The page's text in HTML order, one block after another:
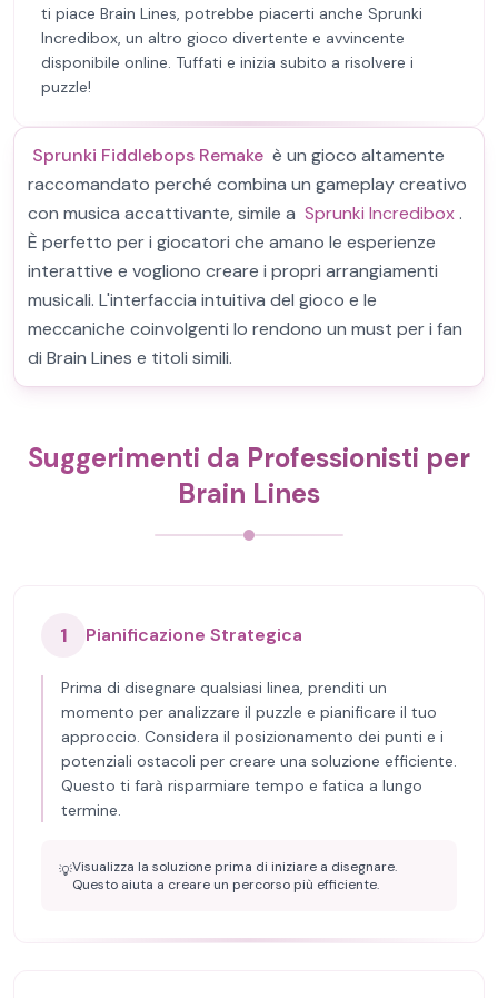
ti piace Brain Lines, potrebbe piacerti anche Sprunki
Incredibox, un altro gioco divertente e avvincente
disponibile online. Tuffati e inizia subito a risolvere i
puzzle!
Sprunki Fiddlebops Remake è un gioco altamente
raccomandato perché combina un gameplay creativo
con musica accattivante, simile a Sprunki Incredibox.
È perfetto per i giocatori che amano le esperienze
interattive e vogliono creare i propri arrangiamenti
musicali. L'interfaccia intuitiva del gioco e le
meccaniche coinvolgenti lo rendono un must per i fan
di Brain Lines e titoli simili.
Suggerimenti da Professionisti per
Brain Lines
1 Pianificazione Strategica
Prima di disegnare qualsiasi linea, prenditi un
momento per analizzare il puzzle e pianificare il tuo
approccio. Considera il posizionamento dei punti e i
potenziali ostacoli per creare una soluzione efficiente.
Questo ti farà risparmiare tempo e fatica a lungo
termine.
💡Visualizza la soluzione prima di iniziare a disegnare.
Questo aiuta a creare un percorso più efficiente.